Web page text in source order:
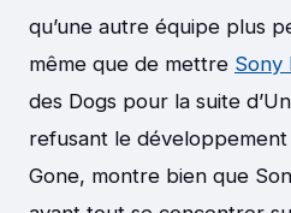
qu’une autre équipe plus
même que de mettre Sony
des Dogs pour la suite
refusant le développement
Gone, montre bien que